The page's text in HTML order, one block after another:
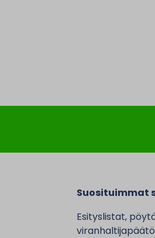
Suosituimmat
Esityslistat,